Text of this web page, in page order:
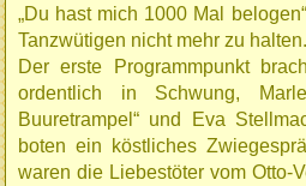
„Du hast mich 1000 Mal
Tanzwütigen nicht mehr zu halten.
Der erste Programmpunkt
ordentlich in Schwung,
Buuretrampel“ und Eva
boten ein köstliches
waren die Liebestöter vom Otto-